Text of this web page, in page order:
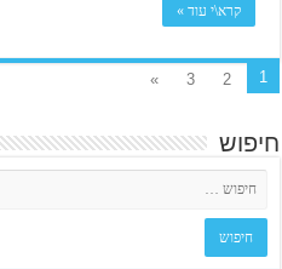
קרא\י עוד »
1
2
3
»
חיפוש